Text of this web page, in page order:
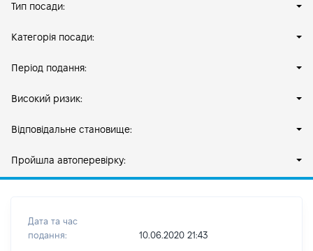
Тип посади:
Категорія посади:
Період подання:
Високий ризик:
Відповідальне становище:
Пройшла автоперевірку:
Дата та час
подання:
10.06.2020 21:43